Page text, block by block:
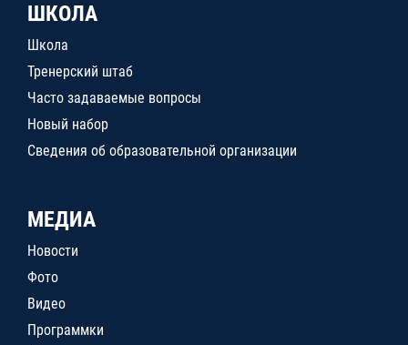
ШКОЛА
Школа
Тренерский штаб
Часто задаваемые вопросы
Новый набор
Сведения об образовательной организации
МЕДИА
Новости
Фото
Видео
Программки